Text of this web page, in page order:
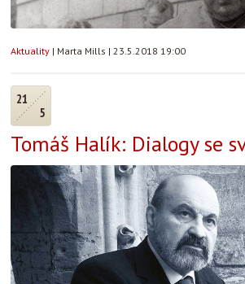
Aktuality | Marta Mills | 23.5.2018 19:00
21
5
Tomáš Halík: Dialogy se